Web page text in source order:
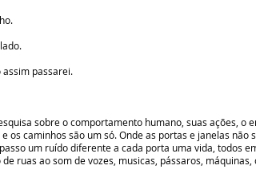
passarei.
sobre o comportamento humano, suas ações, o
caminhos são um só. Onde as portas e janelas não
um ruído diferente a cada porta uma vida, todos
ruas ao som de vozes, musicas, pássaros, máquinas,